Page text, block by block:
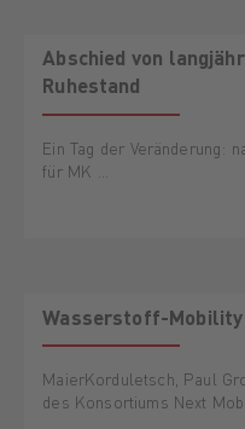
Abschied von
Ruhestand
Ein Tag der Veränderung:
für MK …
Wasserstoff-Mobility
MaierKorduletsch, Paul
des Konsortiums Next